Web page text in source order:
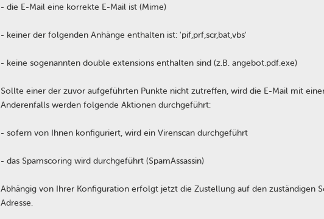
- die E-Mail eine korrekte E-Mail ist (Mime)
- keiner der folgenden Anhänge enthalten ist: 'pif,prf,scr,bat,vbs'
- keine sogenannten double extensions enthalten sind (z.B. angebot.pdf.exe)
Sollte einer der zuvor aufgeführten Punkte nicht zutreffen, wird die E-Mail mit
Anderenfalls werden folgende Aktionen durchgeführt:
- sofern von Ihnen konfiguriert, wird ein Virenscan durchgeführt
- das Spamscoring wird durchgeführt (SpamAssassin)
Abhängig von Ihrer Konfiguration erfolgt jetzt die Zustellung auf den zuständigen
Adresse.